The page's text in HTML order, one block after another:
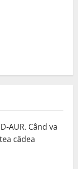
AUR. Când va
cădea